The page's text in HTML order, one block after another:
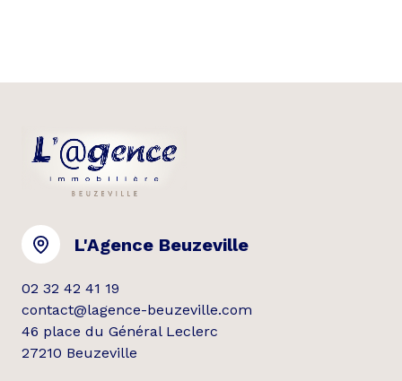
L'Agence Beuzeville
02 32 42 41 19
contact@lagence-beuzeville.com
46 place du Général Leclerc
27210 Beuzeville